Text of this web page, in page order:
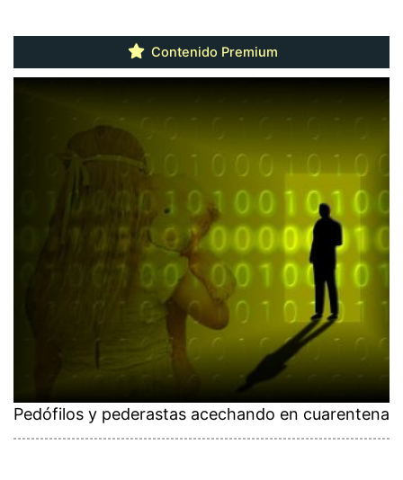
Contenido Premium
Pedófilos y pederastas acechando en cuarentena